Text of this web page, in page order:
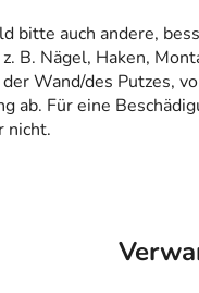
bitte auch andere,
B. Nägel, Haken,
Wand/des Putzes,
ab. Für eine
nicht.